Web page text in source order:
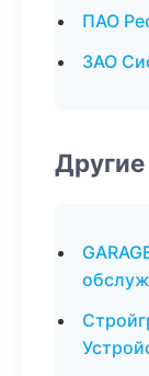
ПАО
ЗАО